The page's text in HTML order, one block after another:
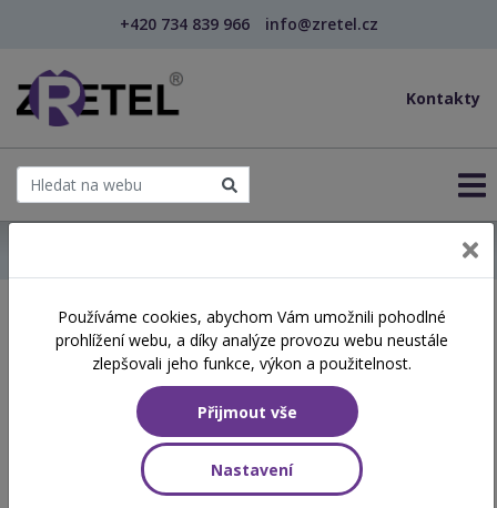
+420 734 839 966 info@zretel.cz
Kontakty
Školení začínající 06. 05.
2026
Aktuálně vypsané termíny
Aktuálně nejsou vypsány žádné termíny.
Používáme cookies, abychom Vám umožnili pohodlné
prohlížení webu, a díky analýze provozu webu neustále
zlepšovali jeho funkce, výkon a použitelnost.
Přijmout vše
Nastavení